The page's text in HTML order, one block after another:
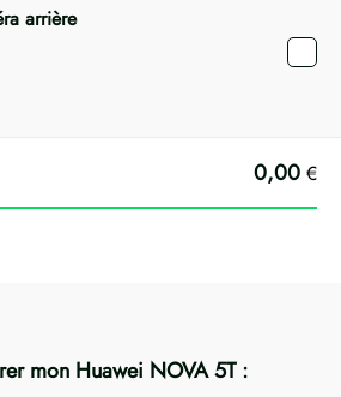
arrière
0,00 €
mon Huawei NOVA 5T :